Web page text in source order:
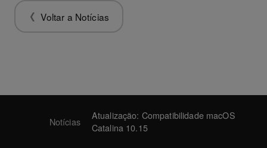
Voltar a Notícias
Notícias
Atualização: Compatibilidade macOS
Catalina 10.15